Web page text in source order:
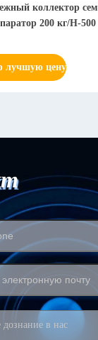
коллектор
200 кг/H-
лучшую цену